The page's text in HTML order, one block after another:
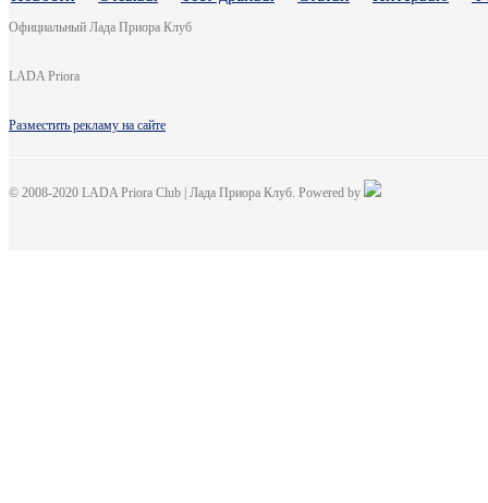
Официальный Лада Приора Клуб
LADA Priora
Разместить рекламу на сайте
© 2008-2020 LADA Priora Club | Лада Приора Клуб. Powered by